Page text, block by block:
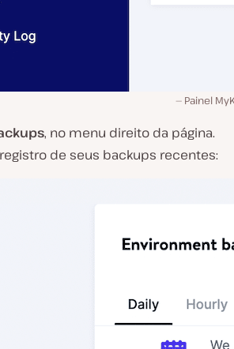
Painel
, no menu direito da página.
de seus backups recentes: